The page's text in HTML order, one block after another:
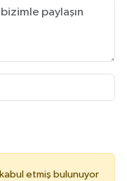
kabul etmiş bulunuyor